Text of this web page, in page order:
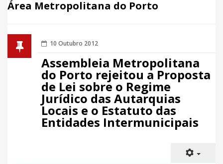
Área Metropolitana do Porto
10 Outubro 2012
Assembleia Metropolitana
do Porto rejeitou a Proposta
de Lei sobre o Regime
Jurídico das Autarquias
Locais e o Estatuto das
Entidades Intermunicipais